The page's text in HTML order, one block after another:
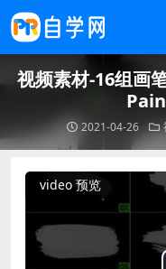
视频素材-16组画
2021-04-26
video 预览